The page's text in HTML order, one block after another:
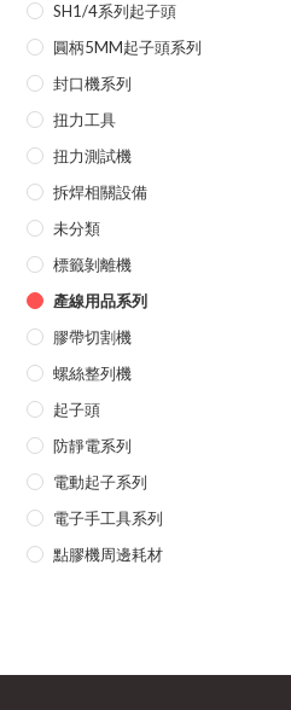
SH1/4系列起子頭
圓柄5MM起子頭系列
封口機系列
扭力工具
扭力測試機
拆焊相關設備
未分類
標籤剝離機
產線用品系列
膠帶切割機
螺絲整列機
起子頭
防靜電系列
電動起子系列
電子手工具系列
點膠機周邊耗材